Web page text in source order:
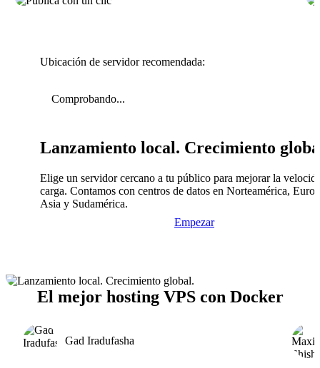
Ubicación de servidor recomendada:
Comprobando...
Lanzamiento local. Crecimiento
Elige un servidor cercano a tu público para mejorar la
carga. Contamos con centros de datos en Norteamérica,
Asia y Sudamérica.
Empezar
El mejor hosting VPS con Docker
Gad Iradufasha